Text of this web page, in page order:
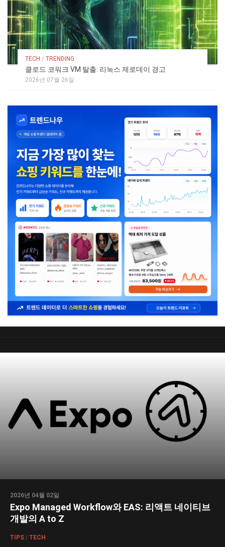
TECH / TRENDING
클로드 코워크 VM 탈출: 리눅스 제로데이 경고
2026년 07월 26일
2026년 04월 02일
Expo Managed Workflow와 EAS: 리액트 네이티브
개발의 A to Z
TIPS / TECH